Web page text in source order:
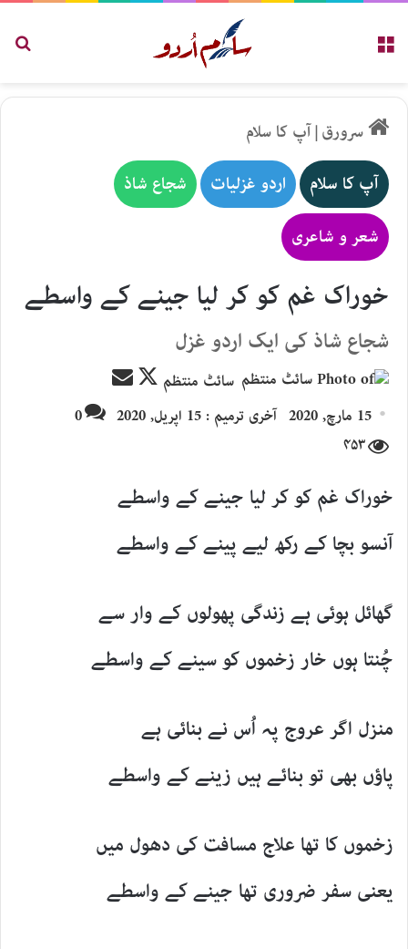
سرورق|آپ کا سلام
آپ کا سلام اردو غزلیات شجاع شاذ
شعر و شاعری
خوراک غم کو کر لیا جینے کے واسطے
شجاع شاذ کی ایک اردو غزل
سائٹ منتظم
Follow
X
Send
email
15 مارچ, 2020 آخری ترمیم : 15 اپریل, 2020
0
۴۵۳
خوراک غم کو کر لیا جینے کے واسطے
آنسو بچا کے رکھ لیے پینے کے واسطے
گھائل ہوئی ہے زندگی پھولوں کے وار سے
چُنتا ہوں خار زخموں کو سینے کے واسطے
منزل اگر عروج پہ اُس نے بنائی ہے
پاؤں بھی تو بنائے ہیں زینے کے واسطے
زخموں کا تھا علاج مسافت کی دھول میں
یعنی سفر ضروری تھا جینے کے واسطے